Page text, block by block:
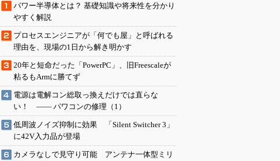
パワー半導体とは？ 基礎知識や将来性を分かり
やすく解説
プロセスエンジニアが「何でも屋」と呼ばれる
理由を、現場の1日から解き明かす
20年と短命だった「PowerPC」、旧Freescaleが
粘るもArmに勝てず
電源は電解コン総取っ換えだけでは直らな
い！ ―― パワコンの修理（1）
低周波ノイズ抑制に効果 「Silent Switcher 3」
に42V入力品が登場
カメラなしで見守り可能 アンテナ一体型ミリ